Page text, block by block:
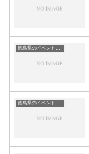
徳島県のイベント会場一覧
徳島県のイベント会場一覧